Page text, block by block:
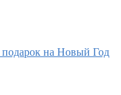
на Новый Год